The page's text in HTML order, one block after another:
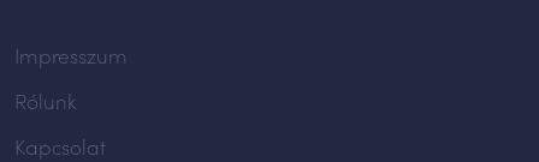
Impresszum
Rólunk
Kapcsolat